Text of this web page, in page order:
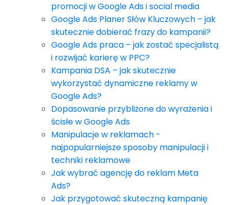
promocji w Google Ads i social media
Google Ads Planer Słów Kluczowych – jak
skutecznie dobierać frazy do kampanii?
Google Ads praca – jak zostać specjalistą
i rozwijać karierę w PPC?
Kampania DSA – jak skutecznie
wykorzystać dynamiczne reklamy w
Google Ads?
Dopasowanie przybliżone do wyrażenia i
ścisłe w Google Ads
Manipulacje w reklamach -
najpopularniejsze sposoby manipulacji i
techniki reklamowe
Jak wybrać agencję do reklam Meta
Ads?
Jak przygotować skuteczną kampanię